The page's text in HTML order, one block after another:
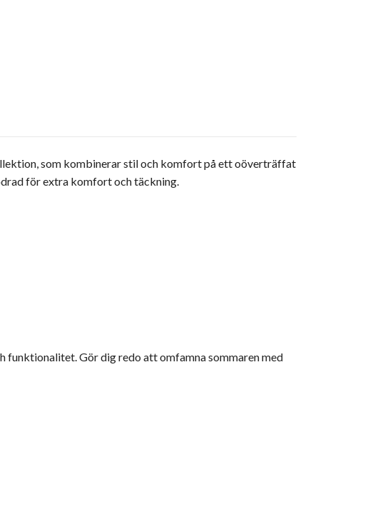
som kombinerar stil och komfort på ett oöverträffat
för extra komfort och täckning.
funktionalitet. Gör dig redo att omfamna sommaren med